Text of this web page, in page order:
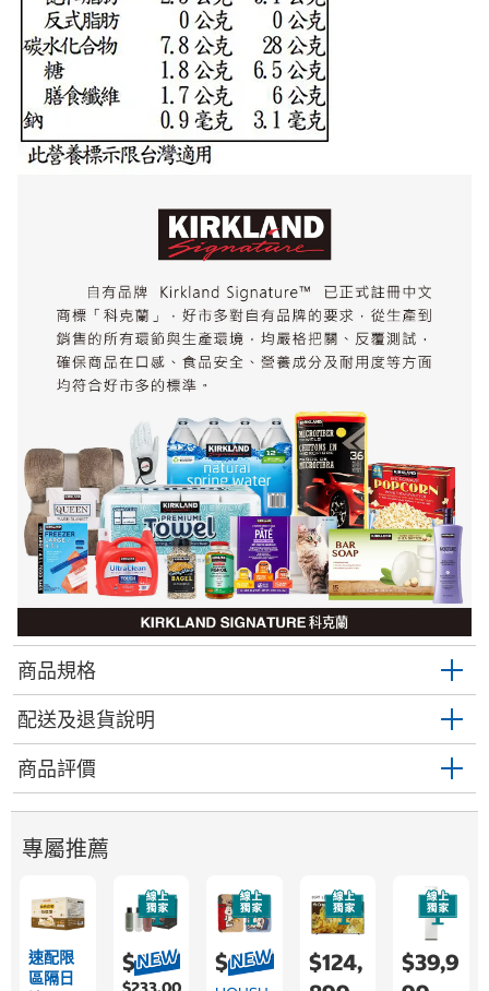
商品規格
配送及退貨說明
商品評價
專屬推薦
速配限
區隔日
$699 $689
$124,
$39,9